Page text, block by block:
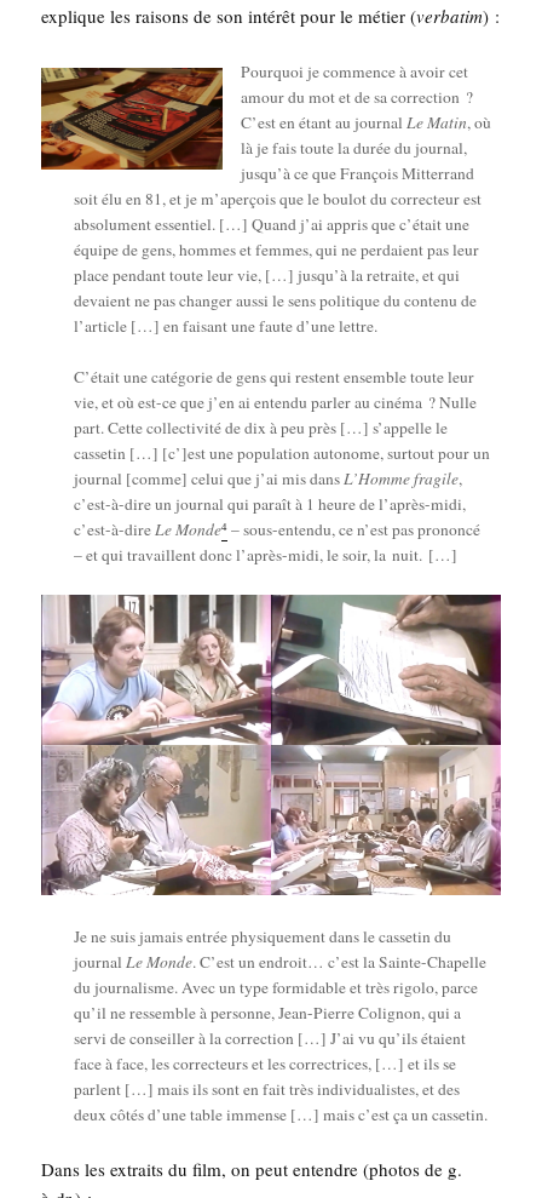
explique les rai­sons de son inté­rêt pour le métier (ver­ba­tim) :
Pour­quoi je com­mence à avoir cet
amour du mot et de sa cor­rec­tion ?
C’est en étant au jour­nalLe Matin, où
là je fais toute la durée du jour­nal,
jusqu’à ce que Fran­çois Mit­ter­rand
soit élu en 81, et je m’aperçois que le bou­lot du cor­rec­teur est
abso­lu­ment essen­tiel. […] Quand j’ai appris que c’était une
équipe de gens, hommes et femmes, qui ne per­daient pas leur
place pen­dant toute leur vie, […] jusqu’à la retraite, et qui
devaient ne pas chan­ger aus­si le sens poli­tique du conte­nu de
l’article […] en fai­sant une faute d’une lettre.
C’était une caté­go­rie de gens qui res­tent ensemble toute leur
vie, et où est-ce que j’en ai enten­du par­ler au ciné­ma ? Nulle
part. Cette col­lec­ti­vi­té de dix à peu près […] s’appelle le
cas­se­tin […] [c’]est une popu­la­tion auto­nome, sur­tout pour un
jour­nal [comme] celui que j’ai mis dansL’Homme fra­gile,
c’est-à-dire un jour­nal qui paraît à 1 heure de l’a­près-midi,
c’est-à-direLe Monde4 – sous-enten­du, ce n’est pas pro­non­cé
– et qui tra­vaillent donc l’a­près-midi, le soir, la nuit. […]
Je ne suis jamais entrée phy­si­que­ment dans le cas­se­tin du
jour­nalLe Monde. C’est un endroit… c’est la Sainte-Cha­pelle
du jour­na­lisme. Avec un type for­mi­dable et très rigo­lo, parce
qu’il ne res­semble à per­sonne, Jean-Pierre Coli­gnon, qui a
ser­vi de conseiller à la cor­rec­tion […] J’ai vu qu’ils étaient
face à face, les cor­rec­teurs et les cor­rec­trices, […] et ils se
parlent […] mais ils sont en fait très indi­vi­dua­listes, et des
deux côtés d’une table immense […] mais c’est ça un cassetin.
Dans les extraits du film, on peut entendre (pho­tos de g.